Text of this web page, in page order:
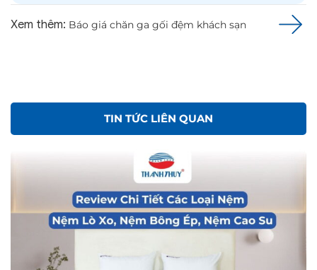
Xem thêm: Báo giá chăn ga gối đệm khách sạn
TIN TỨC LIÊN QUAN